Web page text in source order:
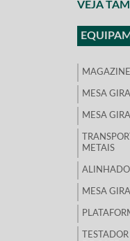
VEJA
MESA
MESA
METAIS
MESA